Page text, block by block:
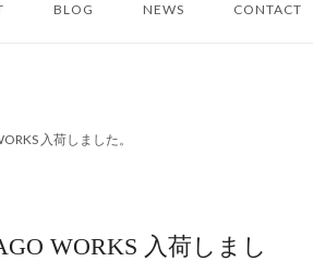
BLOG NEWS CONTACT
入荷しました。
WORKS 入荷しまし